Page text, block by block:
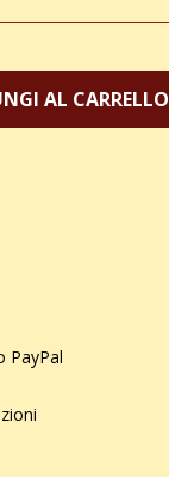
AL CARRELLO
PayPal